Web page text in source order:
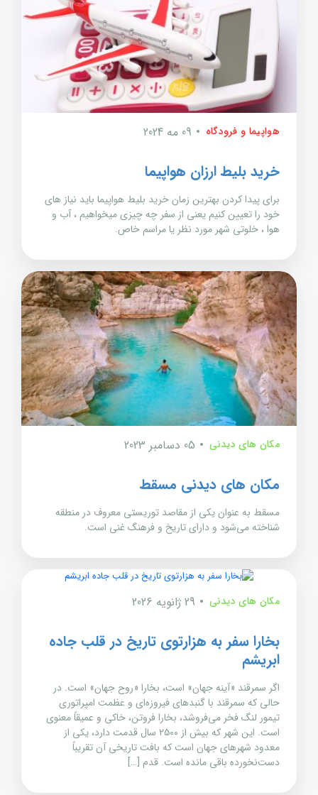
هواپیما و فرودگاه 09 مه 2024
خرید بلیط ارزان هواپیما
برای پیدا کردن بهترین زمان خرید بلیط هواپیما باید نیاز های
خود را تعیین کنیم یعنی از سفر چه چیزی میخواهیم ، آب و
هوا ، خلوتی شهر مورد نظر یا مراسم خاص.
مکان های دیدنی 05 دسامبر 2023
مکان های دیدنی مسقط
مسقط به عنوان یکی از مقاصد توریستی معروف در منطقه
شناخته می‌شود و دارای تاریخ و فرهنگ غنی است.
مکان های دیدنی 29 ژانویه 2026
بخارا سفر به هزارتوی تاریخ در قلب جاده
ابریشم
اگر سمرقند «آینه جهان» است، بخارا «روح جهان» است. در
حالی که سمرقند با گنبدهای فیروزه‌ای و عظمت امپراتوری
تیمور لنگ فخر می‌فروشد، بخارا فروتن، خاکی و عمیقاً معنوی
است. این شهر که بیش از ۲۵۰۰ سال قدمت دارد، یکی از
معدود شهرهای جهان است که بافت تاریخی آن تقریباً
دست‌نخورده باقی مانده است. قدم […]